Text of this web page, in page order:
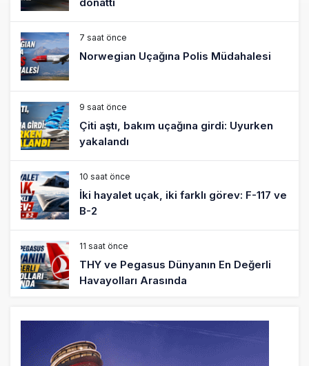
7 saat önce
Norwegian Uçağına Polis Müdahalesi
9 saat önce
Çiti aştı, bakım uçağına girdi: Uyurken
yakalandı
10 saat önce
İki hayalet uçak, iki farklı görev: F-117 ve
B-2
11 saat önce
THY ve Pegasus Dünyanın En Değerli
Havayolları Arasında
Fly Baghdad ABD yaptırım listesinden
çıkarıldı